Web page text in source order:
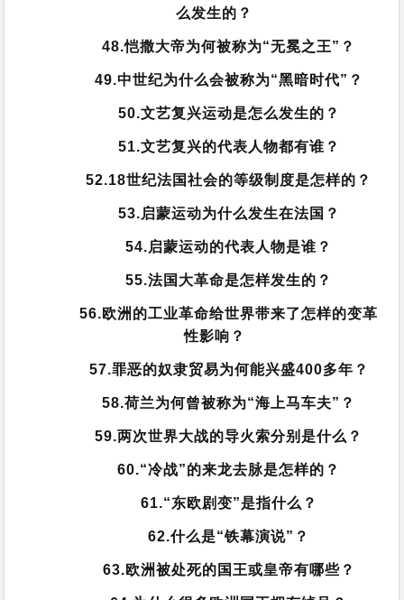
么发生的？
48.恺撒大帝为何被称为“无冕之王”？
49.中世纪为什么会被称为“黑暗时代”？
50.文艺复兴运动是怎么发生的？
51.文艺复兴的代表人物都有谁？
52.18世纪法国社会的等级制度是怎样的？
53.启蒙运动为什么发生在法国？
54.启蒙运动的代表人物是谁？
55.法国大革命是怎样发生的？
56.欧洲的工业革命给世界带来了怎样的变革
性影响？
57.罪恶的奴隶贸易为何能兴盛400多年？
58.荷兰为何曾被称为“海上马车夫”？
59.两次世界大战的导火索分别是什么？
60.“冷战”的来龙去脉是怎样的？
61.“东欧剧变”是指什么？
62.什么是“铁幕演说”？
63.欧洲被处死的国王或皇帝有哪些？